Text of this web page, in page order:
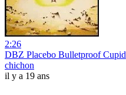
2:26
DBZ Placebo Bulletproof Cupid
chichon
il y a 19 ans